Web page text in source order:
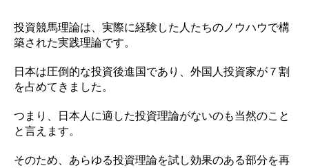
投資競馬理論は、実際に経験した人たちのノウハウで構
築された実践理論です。
日本は圧倒的な投資後進国であり、外国人投資家が７割
を占めてきました。
つまり、日本人に適した投資理論がないのも当然のこと
と言えます。
そのため、あらゆる投資理論を試し効果のある部分を再